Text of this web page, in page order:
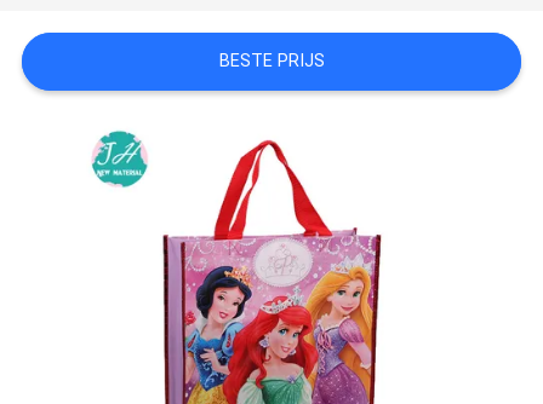
SITEMAP
PRIVACY
POLICY
BESTE PRIJS